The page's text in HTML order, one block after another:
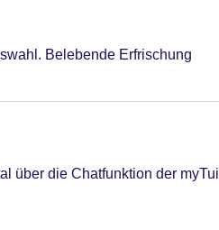
Belebende Erfrischung
über die Chatfunktion der myTui